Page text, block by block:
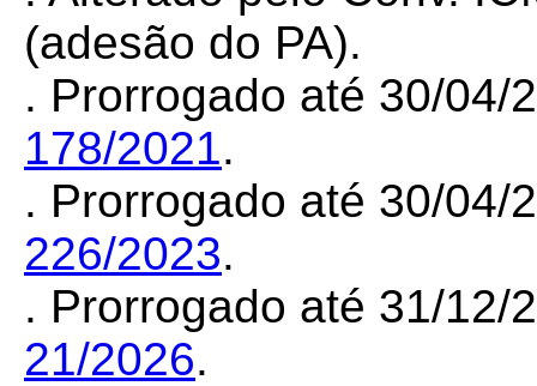
(adesão do PA).
. Prorrogado até 30/04/
178/2021.
. Prorrogado até 30/04/
226/2023.
. Prorrogado até 31/12/
21/2026.